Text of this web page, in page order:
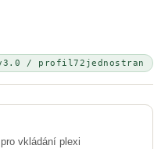
/ profil72jednostran
vkládání plexi